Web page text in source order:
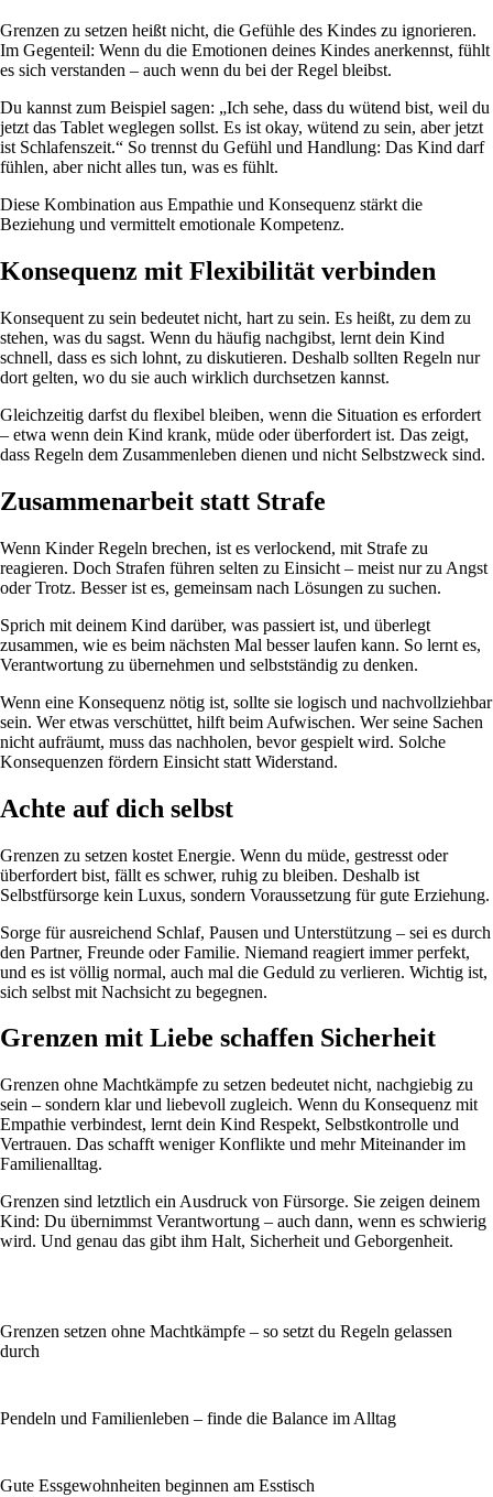
Grenzen zu setzen heißt nicht, die Gefühle des Kindes zu ignorieren.
Im Gegenteil: Wenn du die Emotionen deines Kindes anerkennst, fühlt
es sich verstanden – auch wenn du bei der Regel bleibst.
Du kannst zum Beispiel sagen: „Ich sehe, dass du wütend bist, weil du
jetzt das Tablet weglegen sollst. Es ist okay, wütend zu sein, aber jetzt
ist Schlafenszeit.“ So trennst du Gefühl und Handlung: Das Kind darf
fühlen, aber nicht alles tun, was es fühlt.
Diese Kombination aus Empathie und Konsequenz stärkt die
Beziehung und vermittelt emotionale Kompetenz.
Konsequenz mit Flexibilität verbinden
Konsequent zu sein bedeutet nicht, hart zu sein. Es heißt, zu dem zu
stehen, was du sagst. Wenn du häufig nachgibst, lernt dein Kind
schnell, dass es sich lohnt, zu diskutieren. Deshalb sollten Regeln nur
dort gelten, wo du sie auch wirklich durchsetzen kannst.
Gleichzeitig darfst du flexibel bleiben, wenn die Situation es erfordert
– etwa wenn dein Kind krank, müde oder überfordert ist. Das zeigt,
dass Regeln dem Zusammenleben dienen und nicht Selbstzweck sind.
Zusammenarbeit statt Strafe
Wenn Kinder Regeln brechen, ist es verlockend, mit Strafe zu
reagieren. Doch Strafen führen selten zu Einsicht – meist nur zu Angst
oder Trotz. Besser ist es, gemeinsam nach Lösungen zu suchen.
Sprich mit deinem Kind darüber, was passiert ist, und überlegt
zusammen, wie es beim nächsten Mal besser laufen kann. So lernt es,
Verantwortung zu übernehmen und selbstständig zu denken.
Wenn eine Konsequenz nötig ist, sollte sie logisch und nachvollziehbar
sein. Wer etwas verschüttet, hilft beim Aufwischen. Wer seine Sachen
nicht aufräumt, muss das nachholen, bevor gespielt wird. Solche
Konsequenzen fördern Einsicht statt Widerstand.
Achte auf dich selbst
Grenzen zu setzen kostet Energie. Wenn du müde, gestresst oder
überfordert bist, fällt es schwer, ruhig zu bleiben. Deshalb ist
Selbstfürsorge kein Luxus, sondern Voraussetzung für gute Erziehung.
Sorge für ausreichend Schlaf, Pausen und Unterstützung – sei es durch
den Partner, Freunde oder Familie. Niemand reagiert immer perfekt,
und es ist völlig normal, auch mal die Geduld zu verlieren. Wichtig ist,
sich selbst mit Nachsicht zu begegnen.
Grenzen mit Liebe schaffen Sicherheit
Grenzen ohne Machtkämpfe zu setzen bedeutet nicht, nachgiebig zu
sein – sondern klar und liebevoll zugleich. Wenn du Konsequenz mit
Empathie verbindest, lernt dein Kind Respekt, Selbstkontrolle und
Vertrauen. Das schafft weniger Konflikte und mehr Miteinander im
Familienalltag.
Grenzen sind letztlich ein Ausdruck von Fürsorge. Sie zeigen deinem
Kind: Du übernimmst Verantwortung – auch dann, wenn es schwierig
wird. Und genau das gibt ihm Halt, Sicherheit und Geborgenheit.
Grenzen setzen ohne Machtkämpfe – so setzt du Regeln gelassen
durch
Pendeln und Familienleben – finde die Balance im Alltag
Gute Essgewohnheiten beginnen am Esstisch